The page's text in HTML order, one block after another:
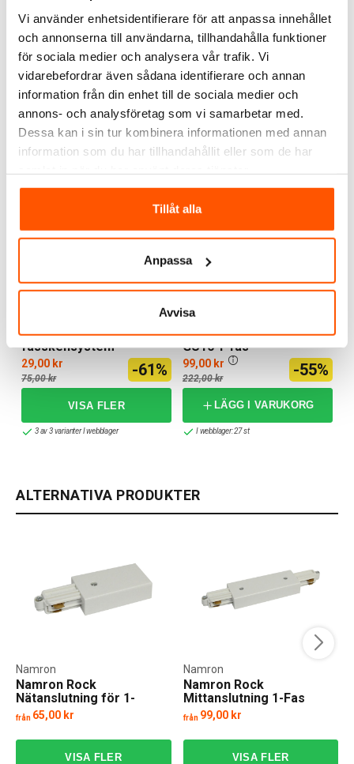
Vi använder enhetsidentifierare för att anpassa innehållet
och annonserna till användarna, tillhandahålla funktioner
för sociala medier och analysera vår trafik. Vi
vidarebefordrar även sådana identifierare och annan
information från din enhet till de sociala medier och
annons- och analysföretag som vi samarbetar med.
Dessa kan i sin tur kombinera informationen med annan
information som du har tillhandahållit eller som de har
Tillåt alla
Anpassa
Avvisa
Xerolight Hörnanslutning
för 1-fasskensystem
Xerolight
från39,00 kr
105,00 kr -62%
2 av 2 varianter I webblager
Xerolight Nätanslutning
för 1-fasskensystem
Xerolight
19,00 kr
49,00 kr -61%
5 av 5 varianter I webblager
Xerolight Adapter för 1-
fasskensystem
29,00 kr
75,00 kr -61%
3 av 3 varianter I webblager
Xerolight Glasa Spot
GU10 1-fas
Xerolight
99,00 kr
222,00 kr -55%
LÄGG I VARUKORG
I webblager: 27 st
ALTERNATIVA PRODUKTER
Namron Rock
Nätanslutning för 1-
fasskensystem
Namron
från 65,00 kr
Namron Rock
Mittanslutning 1-Fas
Namron
från 99,00 kr